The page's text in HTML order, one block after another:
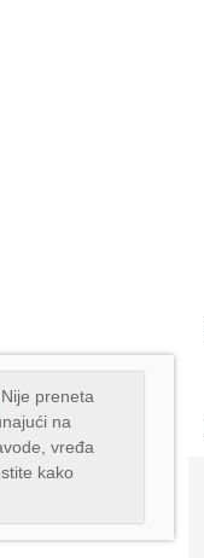
. Nije preneta
na
vređa
kako